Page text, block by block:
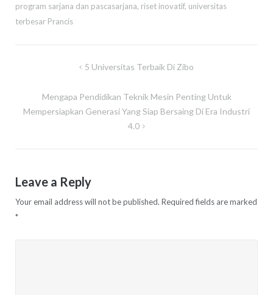
program sarjana dan pascasarjana, riset inovatif, universitas
terbesar Prancis
5 Universitas Terbaik Di Zibo
Mengapa Pendidikan Teknik Mesin Penting Untuk
Mempersiapkan Generasi Yang Siap Bersaing Di Era Industri
4.0
Leave a Reply
Your email address will not be published. Required fields are marked
*